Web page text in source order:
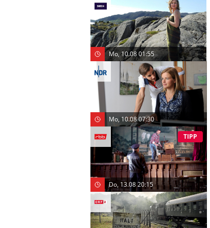
Mo, 10.08 01:55
Mo, 10.08 07:30
TIPP
Do, 13.08 20:15